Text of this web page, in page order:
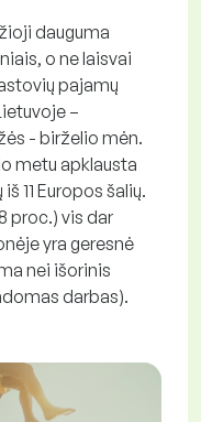
dauguma
o ne laisvai
pajamų
–
- birželio mėn.
metu apklausta
11 Europos šalių.
proc.) vis dar
yra geresnė
nei išorinis
darbas).